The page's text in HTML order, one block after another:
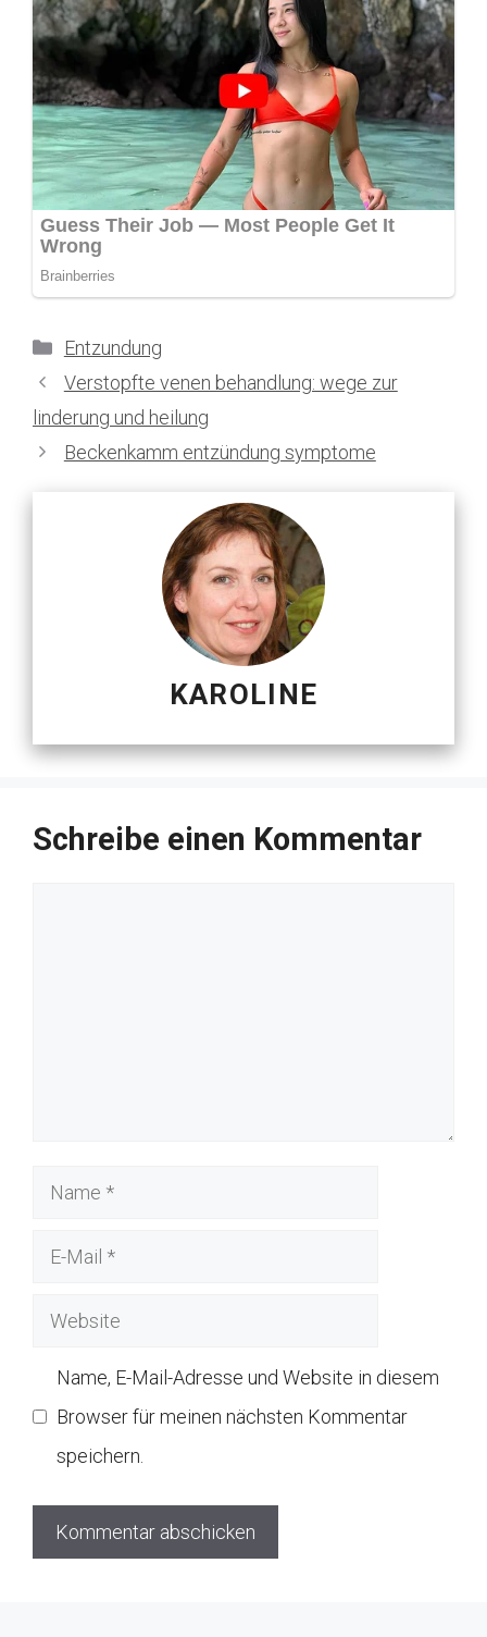
Kategorien
Entzundung
Verstopfte venen behandlung: wege zur
linderung und heilung
Beckenkamm entzündung symptome
KAROLINE
Schreibe einen Kommentar
Name
Website
Name, E-Mail-Adresse und Website in diesem
Browser für meinen nächsten Kommentar
speichern.